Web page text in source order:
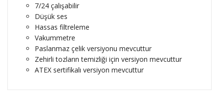
7/24 çalışabilir
Düşük ses
Hassas filtreleme
Vakummetre
Paslanmaz çelik versiyonu mevcuttur
Zehirli tozların temizliği için versiyon mevcuttur
ATEX sertifikalı versiyon mevcuttur